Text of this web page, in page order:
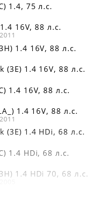
1.4, 75 л.с.
1.4 16V, 88 л.с.
1.4 16V, 88 л.с.
(3E) 1.4 16V, 88 л.с.
1.4 16V, 88 л.с.
1.4 16V, 88 л.с.
(3E) 1.4 HDi, 68 л.с.
1.4 HDi, 68 л.с.
1.4 HDi 70, 68 л.с.